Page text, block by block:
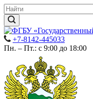
+7-8142-445033
Пн. – Пт.: с 9:00 до 18:00